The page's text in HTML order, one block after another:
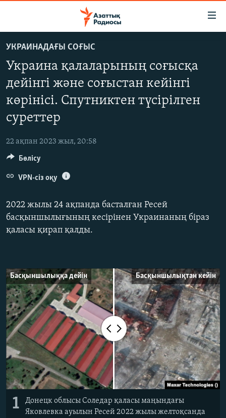
to
main
content
Skip
to
main
Skip
ЖАҢАЛЫҚТАР
САЯСАТ
AZATTYQTV
ҚАҢТАР ОҚИҒАСЫ
АДАМ ҚҰҚЫҚТАРЫ
ӘЛЕУМЕТ
ӘЛЕМ
АРНАЙЫ ЖОБАЛАР
Русский
ЖАЗЫЛЫҢЫЗ
Басқа тілдерде
УКРАИНАДАҒЫ СОҒЫС
Украина қалаларының соғысқа
дейінгі және соғыстан кейінгі
көрінісі. Спутниктен түсірілген
суреттер
22 ақпан 2023 жыл, 20:58
2022 жылы 24 ақпанда басталған Ресей
басқыншылығының кесірінен Украинаның біраз
қаласы қирап қалды.
Басқыншылыққа дейін Басқыншылықтан кейін
1
Донецк облысы Соледар қаласы маңындағы
Яковлевка ауылын Ресей 2022 жылы желтоқсанда
Бөлісу
VPN-сіз оқу